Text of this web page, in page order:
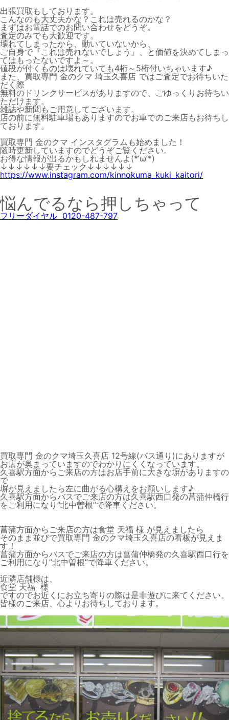
出張買取もしております。
こんなのも大丈夫かな？これは売れるのかな？
まずはお電話でのお問い合わせをどうぞ。
査定のみでも大歓迎です。
壊れてしまったから、動いていないから、
ご自身で『これは売れないでしょう』、と価値を決めてしまっ
てはもったないですよ～。
値段が付くものは壊れていても4桁～5桁付いちゃいます♪
また、買取専門 金のクマ 埼玉久喜店 ではご査定でお待ちいた
だく際
無料のドリンクサービスがありますので、ごゆっくりお待ちい
ただけます。
雑誌や新聞もご用意してございます。
店の前に無料駐車場もありますのでお車でのご来店もお待ちし
ております。
買取専門 金のクマ インスタグラムも始めました！
随時更新していますのでどうぞご覧ください。
お得な情報が出るかもしれませんよ(*’ω’*)
↓↓↓↓↓↓要チェック↓↓↓↓↓↓
https://www.instagram.com/kinnokuma_kuki_kaitori/
悩んでるなら押しちゃって
フリーダイヤル 0120-487-797
買取専門 金のクマ埼玉久喜店 12号線(バス通り)にありますが
お店が奥まっていますのでわかりにくくなっています。
久喜駅方面からご来店の方はお店手前に大きな塀がありますの
で
塀が見えましたら左に曲がる心構えをお願いします♪
久喜駅方面からバスでご来店の方は久喜駅西口発の菖蒲仲橋行
をご利用になり”北中曽根”で降車ください。
菖蒲方面からご来店の方は食堂 天福 様 が見えましたら
そのまま並びで買取専門 金のクマ埼玉久喜店の看板が見えま
す！
菖蒲方面からバスでご来店の方は菖蒲仲橋発の久喜駅西口行を
ご利用になり”北中曽根”で降車ください。
近隣店舗様は、
食堂 天福 様
ですのでお近くにお立ち寄りの際は是非遊びに来てください。
皆様のご来店、心よりお待ちしております。